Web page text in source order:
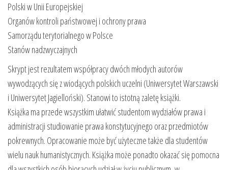
Polski w Unii Europejskiej
Organów kontroli państwowej i ochrony prawa
Samorządu terytorialnego w Polsce
Stanów nadzwyczajnych
Skrypt jest rezultatem współpracy dwóch młodych autorów
wywodzących się z wiodących polskich uczelni (Uniwersytet Warszawski
i Uniwersytet Jagielloński). Stanowi to istotną zaletę książki.
Książka ma przede wszystkim ułatwić studentom wydziałów prawa i
administracji studiowanie prawa konstytucyjnego oraz przedmiotów
pokrewnych. Opracowanie może być użyteczne także dla studentów
wielu nauk humanistycznych. Książka może ponadto okazać się pomocna